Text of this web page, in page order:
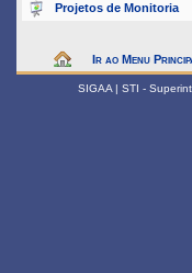
Projetos de Monitoria
Ir ao Menu
SIGAA | STI -